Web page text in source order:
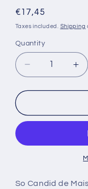
Regular
price
€17,45
Taxes included. Shipping
Quantity
Decrease
quantity
for
Candid
de
Alhambra
Mujer
for
So Candid de